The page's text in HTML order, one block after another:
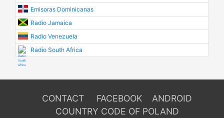
Emisoras Dominicanas
Radio Jamaica
Radio Venezuela
Radio South Africa
CONTACT FACEBOOK
ANDROID
COUNTRY CODE OF POLAND